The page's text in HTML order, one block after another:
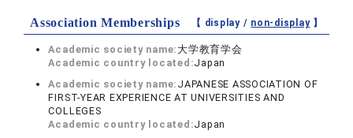
Association Memberships 【 display / non-display】
Academic society name: 大学教育学会
Academic country located:Japan
Academic society name: JAPANESE ASSOCIATION OF
FIRST-YEAR EXPERIENCE AT UNIVERSITIES AND
COLLEGES
Academic country located:Japan